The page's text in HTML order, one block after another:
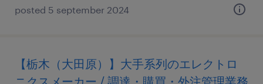
posted 5 september 2024
【栃木（大田原）】大手系列のエレクトロ
ニクスメーカー / 調達・購買・外注管理業務